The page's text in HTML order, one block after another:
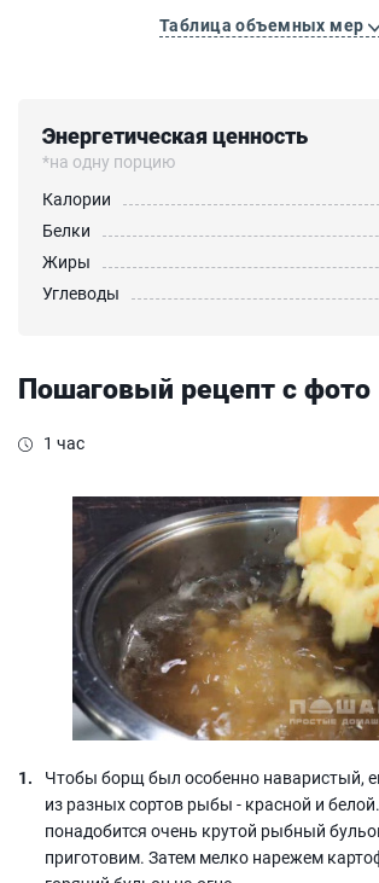
Таблица объемных мер
Энергетическая ценность
*на одну порцию
Калории
Белки
Жиры
Углеводы
Пошаговый рецепт с фото
1 час
Чтобы борщ был особенно наваристый,
из разных сортов рыбы - красной и
понадобится очень крутой рыбный
приготовим. Затем мелко нарежем